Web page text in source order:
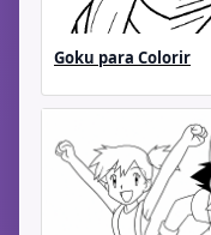
Goku para Colorir